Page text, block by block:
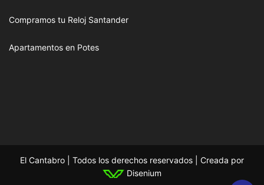
Compramos tu Reloj Santander
Apartamentos en Potes
El Cantabro | Todos los derechos reservados | Creada por
Disenium